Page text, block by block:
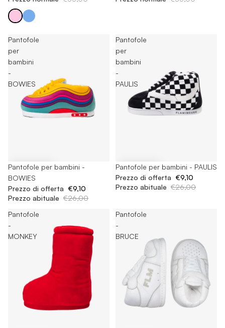
Pantofole
per
bambini
-
BOWIES
-65%
Pantofole per bambini -
BOWIES
Prezzo di offerta €9,10
Prezzo abituale €26,00
Pantofole
per
bambini
-
PAULIS
-65%
Pantofole per bambini - PAULIS
Prezzo di offerta €9,10
Prezzo abituale €26,00
Pantofole
-
MONKEY
Pantofole
-
BRUCE